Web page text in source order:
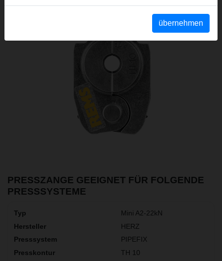
PRESSZANGE GEEIGNET FÜR FOLGENDE
PRESSSYSTEME
Mini A2-22kN
HERZ
PIPEFIX
TH 10
übernehmen